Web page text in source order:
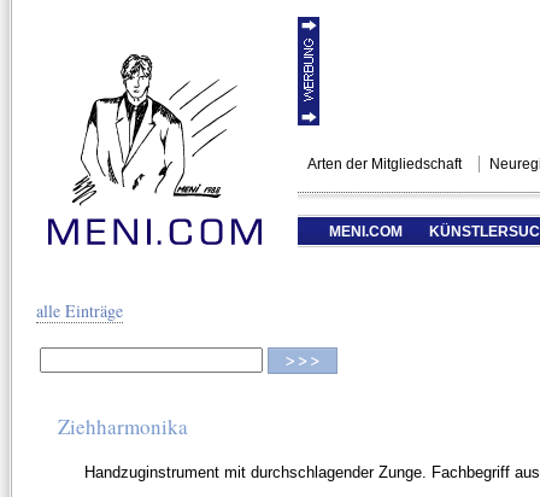
Arten der Mitgliedschaft
MENI.COM
alle Einträge
Ziehharmonika
Handzuginstrument mit durchschlagender Zunge. Fachbegriff